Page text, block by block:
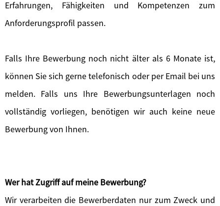
Erfahrungen, Fähigkeiten und Kompetenzen zum
Anforderungsprofil passen.
Falls Ihre Bewerbung noch nicht älter als 6 Monate ist,
können Sie sich gerne telefonisch oder per Email bei uns
melden. Falls uns Ihre Bewerbungsunterlagen noch
vollständig vorliegen, benötigen wir auch keine neue
Bewerbung von Ihnen.
Wer hat Zugriff auf meine Bewerbung?
Wir verarbeiten die Bewerberdaten nur zum Zweck und